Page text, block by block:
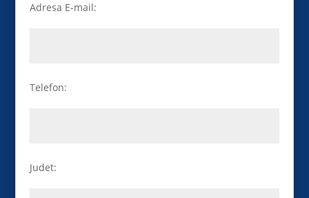
Adresa E-mail:
Telefon:
Judet: